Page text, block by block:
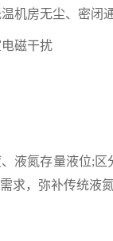
机房无尘、密闭
磁干扰
液氮存量液位;
求，弥补传统液